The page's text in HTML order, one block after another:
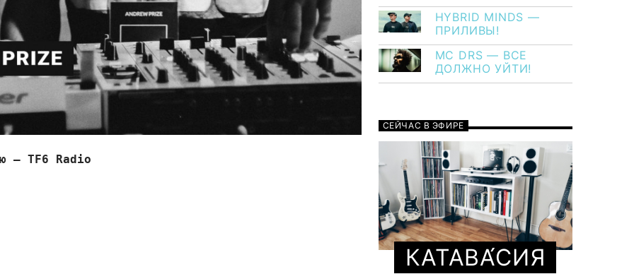
— TF6 Radio
HYBRID MINDS —
ПРИЛИВЫ!
MC DRS — ВСЕ
ДОЛЖНО УЙТИ!
СЕЙЧАС В ЭФИРЕ
КАТАВА́СИЯ